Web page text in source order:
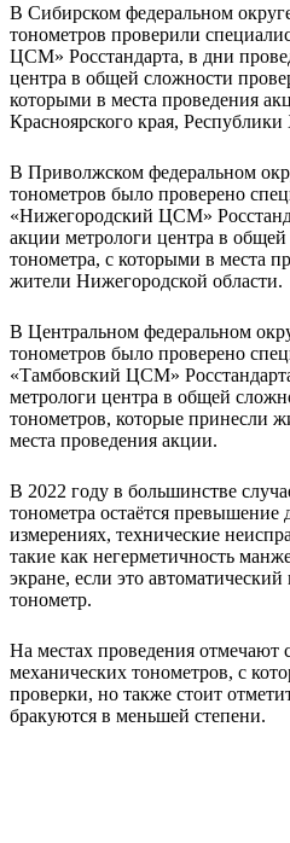
В Сибирском федеральном
тонометров проверили
ЦСМ» Росстандарта, в дни
центра в общей сложности
которыми в места проведения
Красноярского края,
В Приволжском федеральном
тонометров было проверено
«Нижегородский ЦСМ»
акции метрологи центра в
тонометра, с которыми в места
жители Нижегородской области.
В Центральном федеральном
тонометров было проверено
«Тамбовский ЦСМ»
метрологи центра в общей
тонометров, которые принесли
места проведения акции.
В 2022 году в большинстве
тонометра остаётся
измерениях, технические
такие как негерметичность
экране, если это
тонометр.
На местах проведения отмечают
механических тонометров, с
проверки, но также стоит
бракуются в меньшей степени.